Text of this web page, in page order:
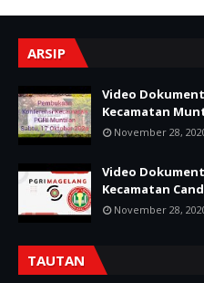
ARSIP
Video
Kecamatan
November 28,
Video
Kecamatan
November 28,
TAUTAN